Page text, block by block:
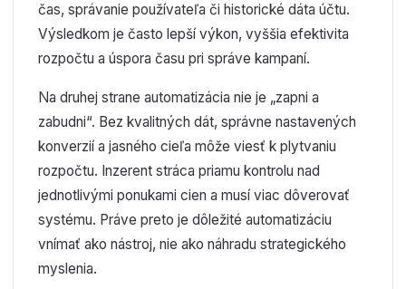
čas, správanie používateľa či historické dáta účtu.
Výsledkom je často lepší výkon, vyššia efektivita
rozpočtu a úspora času pri správe kampaní.
Na druhej strane automatizácia nie je „zapni a
zabudni“. Bez kvalitných dát, správne nastavených
konverzií a jasného cieľa môže viesť k plytvaniu
rozpočtu. Inzerent stráca priamu kontrolu nad
jednotlivými ponukami cien a musí viac dôverovať
systému. Práve preto je dôležité automatizáciu
vnímať ako nástroj, nie ako náhradu strategického
myslenia.